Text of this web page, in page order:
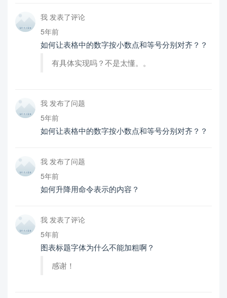
我 发表了评论
5年前
如何让表格中的数字按小数点和等号分别对齐？？
有具体实现吗？不是太懂。。
我 发布了问题
5年前
如何让表格中的数字按小数点和等号分别对齐？？
我 发布了问题
5年前
如何升降用命令表示的内容？
我 发表了评论
5年前
图表标题字体为什么不能加粗啊？
感谢！